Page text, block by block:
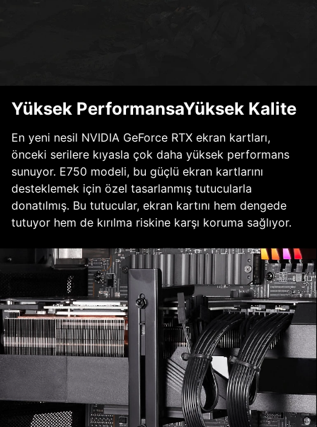
Yüksek PerformansaYüksek Kalite
En yeni nesil NVIDIA GeForce RTX ekran kartları,
önceki serilere kıyasla çok daha yüksek performans
sunuyor. E750 modeli, bu güçlü ekran kartlarını
desteklemek için özel tasarlanmış tutucularla
donatılmış. Bu tutucular, ekran kartını hem dengede
tutuyor hem de kırılma riskine karşı koruma sağlıyor.